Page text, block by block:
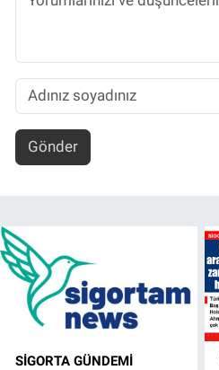
Gönder
SIGORTA GÜNDEMI